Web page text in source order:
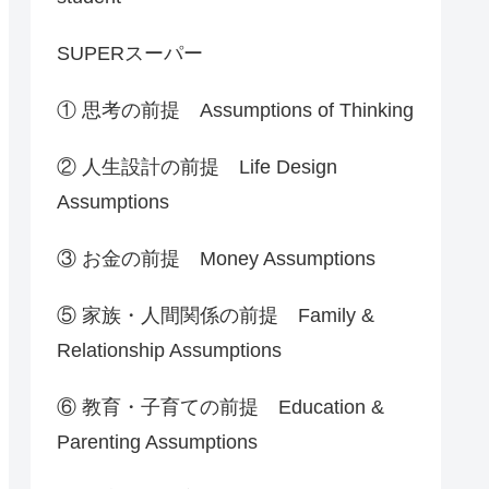
SUPERスーパー
① 思考の前提 Assumptions of Thinking
② 人生設計の前提 Life Design
Assumptions
③ お金の前提 Money Assumptions
⑤ 家族・人間関係の前提 Family &
Relationship Assumptions
⑥ 教育・子育ての前提 Education &
Parenting Assumptions